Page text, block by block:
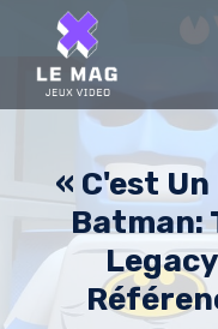
content
« C'est
Batman: